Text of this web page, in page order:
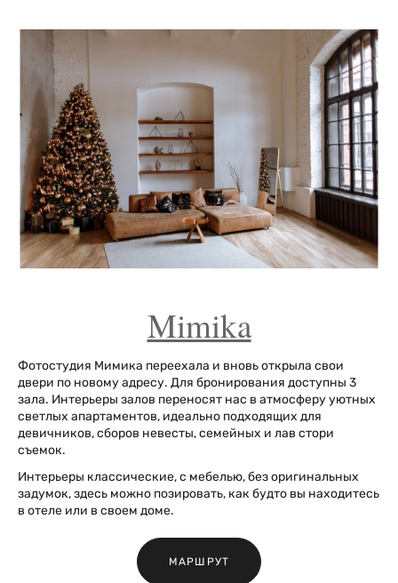
Mimika
Фотостудия Мимика переехала и вновь открыла свои
двери по новому адресу. Для бронирования доступны 3
зала. Интерьеры залов переносят нас в атмосферу уютных
светлых апартаментов, идеально подходящих для
девичников, сборов невесты, семейных и лав стори
съемок.
Интерьеры классические, с мебелью, без оригинальных
задумок, здесь можно позировать, как будто вы находитесь
в отеле или в своем доме.
МАРШРУТ